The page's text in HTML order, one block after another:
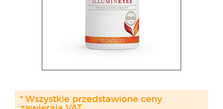
* Wszystkie przedstawione ceny